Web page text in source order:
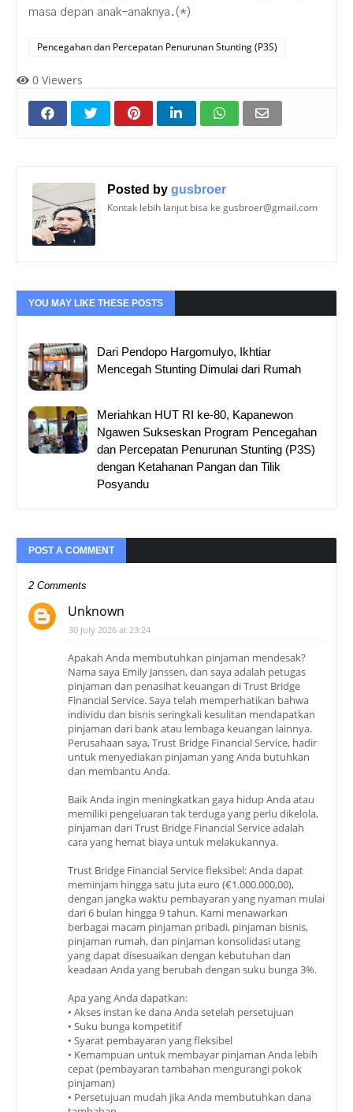
masa depan anak-anaknya.(*)
Pencegahan dan Percepatan Penurunan Stunting (P3S)
0 Viewers
Posted by gusbroer
Kontak lebih lanjut bisa ke gusbroer@gmail.com
YOU MAY LIKE THESE POSTS
Dari Pendopo Hargomulyo, Ikhtiar
Mencegah Stunting Dimulai dari Rumah
Meriahkan HUT RI ke-80, Kapanewon
Ngawen Sukseskan Program Pencegahan
dan Percepatan Penurunan Stunting (P3S)
dengan Ketahanan Pangan dan Tilik
Posyandu
POST A COMMENT
2 Comments
Unknown
30 July 2026 at 23:24
Apakah Anda membutuhkan pinjaman mendesak?
Nama saya Emily Janssen, dan saya adalah petugas
pinjaman dan penasihat keuangan di Trust Bridge
Financial Service. Saya telah memperhatikan bahwa
individu dan bisnis seringkali kesulitan mendapatkan
pinjaman dari bank atau lembaga keuangan lainnya.
Perusahaan saya, Trust Bridge Financial Service, hadir
untuk menyediakan pinjaman yang Anda butuhkan
dan membantu Anda.
Baik Anda ingin meningkatkan gaya hidup Anda atau
memiliki pengeluaran tak terduga yang perlu dikelola,
pinjaman dari Trust Bridge Financial Service adalah
cara yang hemat biaya untuk melakukannya.
Trust Bridge Financial Service fleksibel: Anda dapat
meminjam hingga satu juta euro (€1.000.000,00),
dengan jangka waktu pembayaran yang nyaman mulai
dari 6 bulan hingga 9 tahun. Kami menawarkan
berbagai macam pinjaman pribadi, pinjaman bisnis,
pinjaman rumah, dan pinjaman konsolidasi utang
yang dapat disesuaikan dengan kebutuhan dan
keadaan Anda yang berubah dengan suku bunga 3%.
Apa yang Anda dapatkan:
• Akses instan ke dana Anda setelah persetujuan
• Suku bunga kompetitif
• Syarat pembayaran yang fleksibel
• Kemampuan untuk membayar pinjaman Anda lebih
cepat (pembayaran tambahan mengurangi pokok
pinjaman)
• Persetujuan mudah jika Anda membutuhkan dana